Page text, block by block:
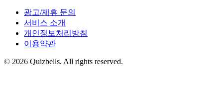
광고/제휴 문의
서비스 소개
개인정보처리방침
이용약관
© 2026 Quizbells. All rights reserved.